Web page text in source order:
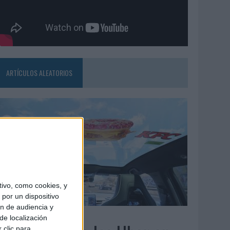
como cookies, y
un dispositivo
de audiencia y
localización
clic para
ARTÍCULOS ALEATORIOS